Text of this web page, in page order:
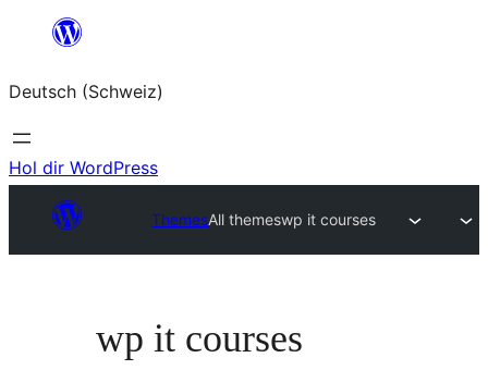
springen
Deutsch (Schweiz)
Hol dir WordPress
ThemesAll themeswp it courses
wp it courses